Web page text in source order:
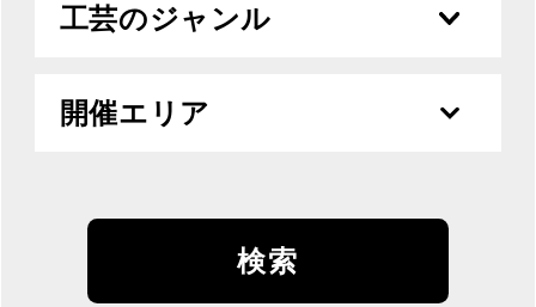
工芸のジャンル
開催エリア